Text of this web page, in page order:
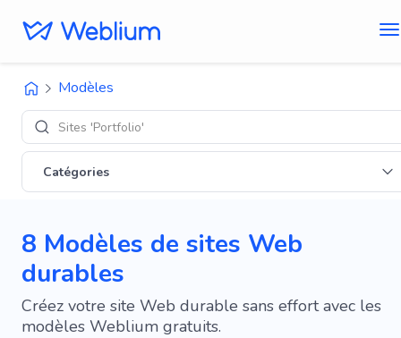
Modèles
Des
Catégories
8 Modèles de sites Web
durables
Créez votre site Web durable sans effort avec les
modèles Weblium gratuits.